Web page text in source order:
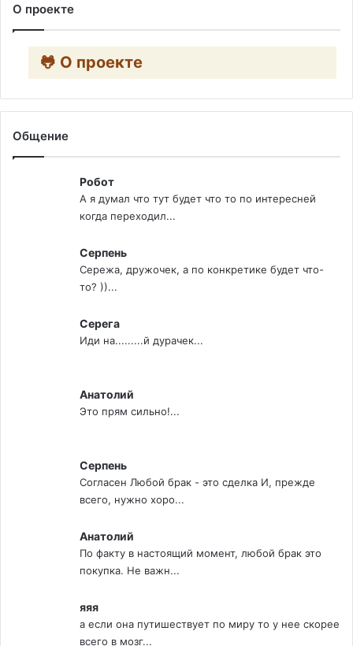
О проекте
🐸 О проекте
Общение
Робот
А я думал что тут будет что то по интересней
когда переходил...
Серпень
Сережа, дружочек, а по конкретике будет что-
то? ))...
Серега
Иди на.........й дурачек...
Анатолий
Это прям сильно!...
Серпень
Согласен Любой брак - это сделка И, прежде
всего, нужно хоро...
Анатолий
По факту в настоящий момент, любой брак это
покупка. Не важн...
яяя
а если она путишествует по миру то у нее скорее
всего в мозг...